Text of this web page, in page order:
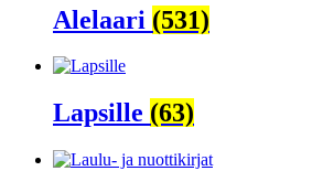
Alelaari (531)
Lapsille (63)